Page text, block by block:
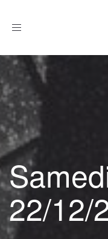
Afficher
22/12/